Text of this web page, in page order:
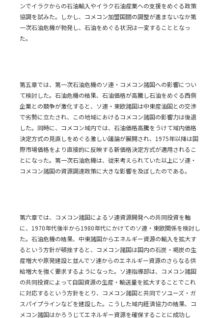
ンでイラクからの石油輸入やイラク石油産業への支援をめぐる政策
協調を試みた。しかし、コメコン加盟国間の調整が進まないなか第
一次石油危機が勃発し、石油をめぐる状況は一変することとなっ
た。
第五章では、第一次石油危機のソ連・コメコン諸国への影響につい
て検討した。石油危機の結果、石油価格が高騰し石油をめぐる西側
企業との競争が激化すると、ソ連・東欧諸国は中東産油国との交渉
で劣勢に立たされ、この地域におけるコメコン諸国の影響力は後退
した。同時に、コメコン域内では、石油価格高騰をうけて域内価格
決定方式の見直しをめぐる激しい議論が展開され、1975年以降は国
際市場価格をより直接的に反映する新価格決定方式が適用されるこ
とになった。第一次石油危機は、従来考えられていた以上にソ連・
コメコン諸国の資源調達政策に大きな影響を及ぼしたのである。
第六章では、コメコン諸国によるソ連資源開発への共同投資を軸
に、1970年代後半から1980年代にかけてのソ連・東欧関係を検討し
た。石油危機の結果、中東諸国からエネルギー資源の輸入を拡大す
るという方針が頓挫すると、コメコン諸国は国内の石炭・褐炭の生
産増大や原発建設と並んでソ連からのエネルギー資源のさらなる供
給増大を強く要求するようになった。ソ連指導部は、コメコン諸国
の共同投資によって自国資源の生産・輸送量を拡大することでこれ
に対応するという方針をとり、コメコン諸国と共同でソユーズ・ガ
スパイプラインなどを建設した。こうした域内経済協力の結果、コ
メコン諸国はかろうじてエネルギー資源を確保することに成功し